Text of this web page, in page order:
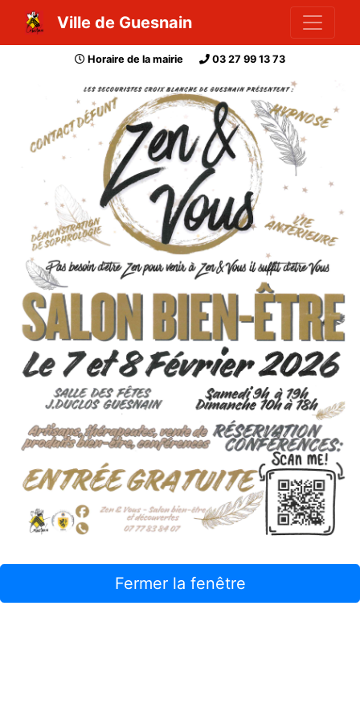
Ville de Guesnain
Horaire de la mairie 03 27 99 13 73
Fermer la fenêtre